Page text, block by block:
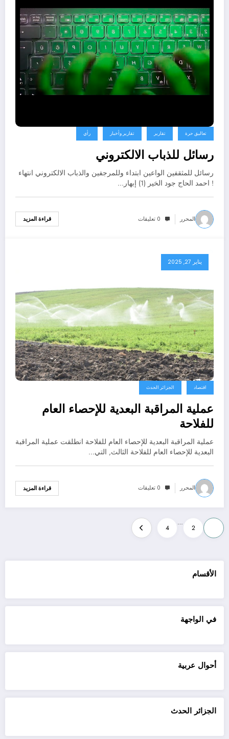
تعاليق حرة تقارير تقارير وأخبار رأي
رسائل للذباب الالكتروني
رسائل للمثقفين الواعين ابتداء وللمرجفين والذباب الالكتروني انتهاء
! احمد الحاج جود الخير (1) إبهار…
المحرر 0 تعليقات قراءة المزيد
يناير 27, 2025
اقتصاد الجزائر الحدث
عملية المراقبة البعدية للإحصاء العام
للفلاحة
عملية المراقبة البعدية للإحصاء العام للفلاحة انطلقت عملية المراقبة
البعدية للإحصاء العام للفلاحة الثالث, التي…
المحرر 0 تعليقات قراءة المزيد
Posts
pagination
2
…
4
الأقسام
في الواجهة
أحوال عربية
الجزائر الحدث